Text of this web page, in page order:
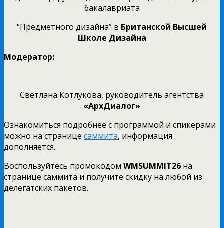
бакалавриата
“Предметного дизайна” в Британской Высшей
Школе Дизайна
Модератор:
Светлана Котлукова, руководитель агентства
«АрхДиалог»
Ознакомиться подробнее с программой и спикерами
можно на странице саммита, информация
дополняется.
Воспользуйтесь промокодом WMSUMMIT26 на
странице саммита и получите скидку на любой из
делегатских пакетов.